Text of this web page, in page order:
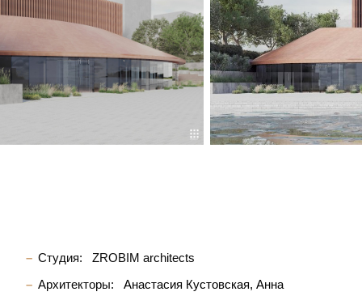
Студия:
ZROBIM architects
Архитекторы:
Анастасия Кустовская Анна